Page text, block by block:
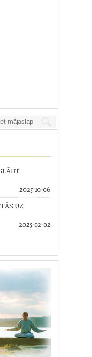
2025-10-06
UZ
2025-02-02